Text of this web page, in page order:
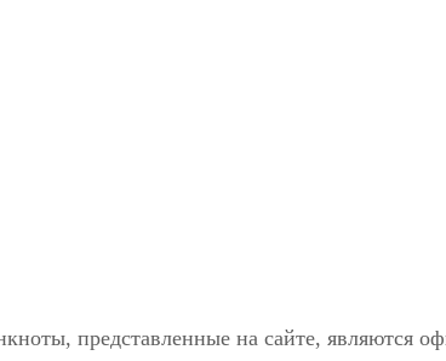
представленные на сайте, являются